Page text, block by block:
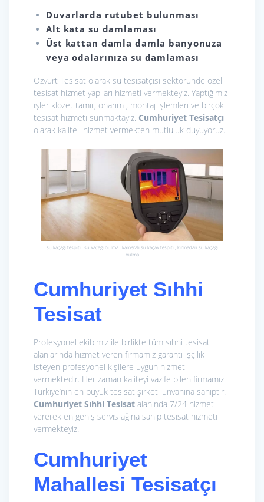
Duvarlarda rutubet bulunması
Alt kata su damlaması
Üst kattan damla damla banyonuza
veya odalarınıza su damlaması
Özyurt Tesisat olarak su tesisatçısı sektöründe özel
tesisat hizmet yapıları hizmeti vermekteyiz. Yaptığımız
işler klozet tamir, onarım , montaj işlemleri ve birçok
tesisat hizmeti sunmaktayız. Cumhuriyet Tesisatçı
olarak kaliteli hizmet vermekten mutluluk duyuyoruz.
su kaçağı tespiti , su kaçağı bulma , kameralı su kaçak tespiti , kırmadan su kaçağı
bulma
Cumhuriyet Sıhhi
Tesisat
Profesyonel ekibimiz ile birlikte tüm sıhhi tesisat
alanlarında hizmet veren firmamız garanti işçilik
isteyen profesyonel kişilere uygun hizmet
vermektedir. Her zaman kaliteyi vazife bilen firmamız
Türkiye’nin en büyük tesisat şirketi unvanına sahiptir.
Cumhuriyet Sıhhi Tesisat alanında 7/24 hizmet
vererek en geniş servis ağına sahip tesisat hizmeti
vermekteyiz.
Cumhuriyet
Mahallesi Tesisatçı